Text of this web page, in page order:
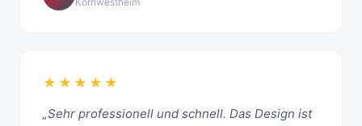
★★★★★
„Sehr professionell und schnell. Das Design ist